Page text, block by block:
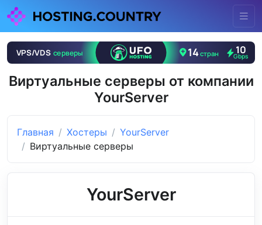
Виртуальные серверы от компании
YourServer
Главная Хостеры
YourServer
Виртуальные серверы
YourServer